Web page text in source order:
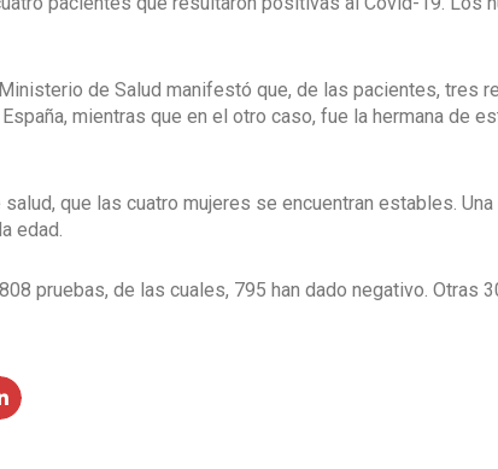
de Salud manifestó que, de las pacientes, tres
mientras que en el otro caso, fue la hermana de
que las cuatro mujeres se encuentran estables.
edad.
pruebas, de las cuales, 795 han dado negativo. Otras